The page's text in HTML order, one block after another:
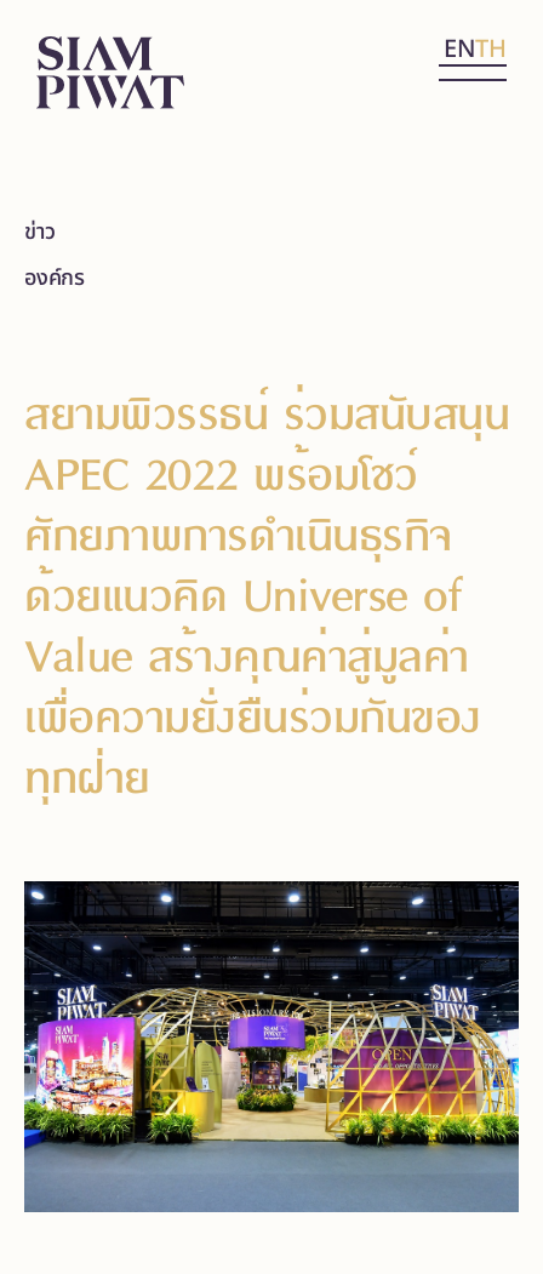
ENTH
ข่าว
องค์กร
สยามพิวรรธน์ ร่วมสนับสนุน
APEC 2022 พร้อมโชว์
ศักยภาพการดำเนินธุรกิจ
ด้วยแนวคิด Universe of
Value สร้างคุณค่าสู่มูลค่า
เพื่อความยั่งยืนร่วมกันของ
ทุกฝ่าย